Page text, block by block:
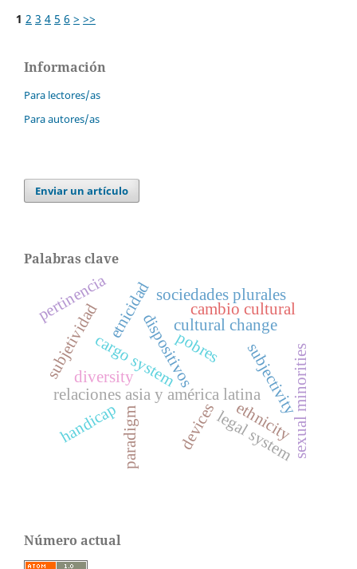
1 2 3 4 5 6 > >>
Información
Para lectores/as
Para autores/as
Enviar un artículo
Palabras clave
relaciones asia y américa latina
cargo system
dispositivospobres subjectivity
subjetividad
sexual minorities
cultural change
devices ethnicity
cambio cultural
etnicidad
legal system
paradigm
sociedades plurales
handicap
diversity
pertinencia
Número actual